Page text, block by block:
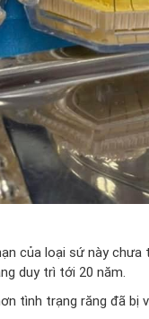
của loại sứ này chưa
duy trì tới 20 năm.
tình trạng răng đã bị